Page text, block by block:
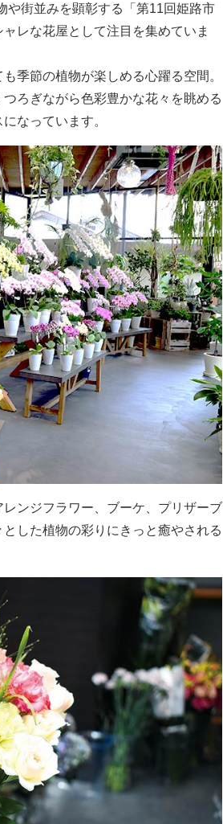
や街並みを顕彰する「第11回姫路市
レな花屋として注目を集めていま
季節の植物が楽しめる心躍る空間。
ろぎながら色彩豊かな花々を眺める
なっています。
ンジフラワー、ブーケ、プリザーブ
した植物の彩りにきっと癒やされる